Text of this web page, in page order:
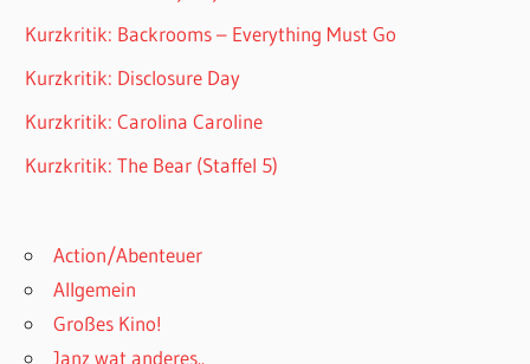
Kurzkritik: Backrooms – Everything Must Go
Kurzkritik: Disclosure Day
Kurzkritik: Carolina Caroline
Kurzkritik: The Bear (Staffel 5)
Action/Abenteuer
Allgemein
Großes Kino!
Janz wat anderes..